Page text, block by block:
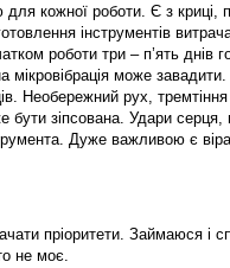
для кожної роботи. Є з криці,
інструментів
роботи три – п’ять днів
може
Необережний рух, тремтіння
бути зіпсована. Удари серця,
Дуже важливою є
пріоритети. Займаюся і
не моє.